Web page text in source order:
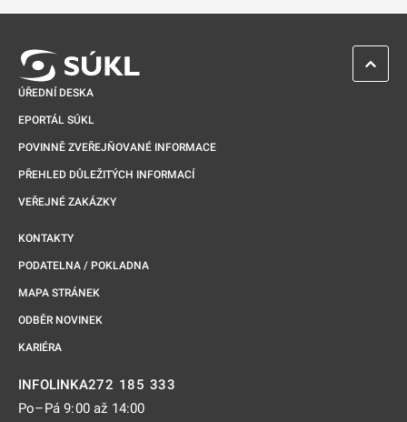
ÚŘEDNÍ DESKA
EPORTÁL SÚKL
POVINNĚ ZVEŘEJŇOVANÉ INFORMACE
PŘEHLED DŮLEŽITÝCH INFORMACÍ
VEŘEJNÉ ZAKÁZKY
KONTAKTY
PODATELNA / POKLADNA
MAPA STRÁNEK
ODBĚR NOVINEK
KARIÉRA
INFOLINKA272 185 333
Po–Pá 9:00 až 14:00
ZPĚT